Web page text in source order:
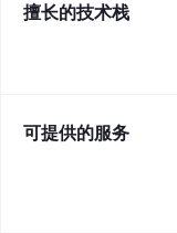
擅长的技术栈
可提供的服务